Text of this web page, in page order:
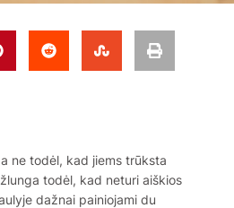
ne todėl, kad jiems trūksta
todėl, kad neturi aiškios
dažnai painiojami du